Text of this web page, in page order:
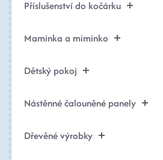
Příslušenství do kočárku
Maminka a miminko
Dětský pokoj
Nástěnné čalouněné panely
Dřevěné výrobky